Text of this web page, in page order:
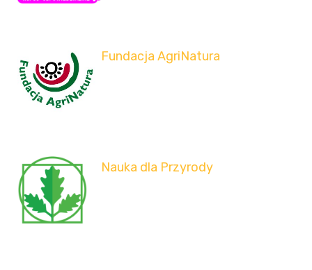
Fundacja AgriNatura
Nauka dla Przyrody